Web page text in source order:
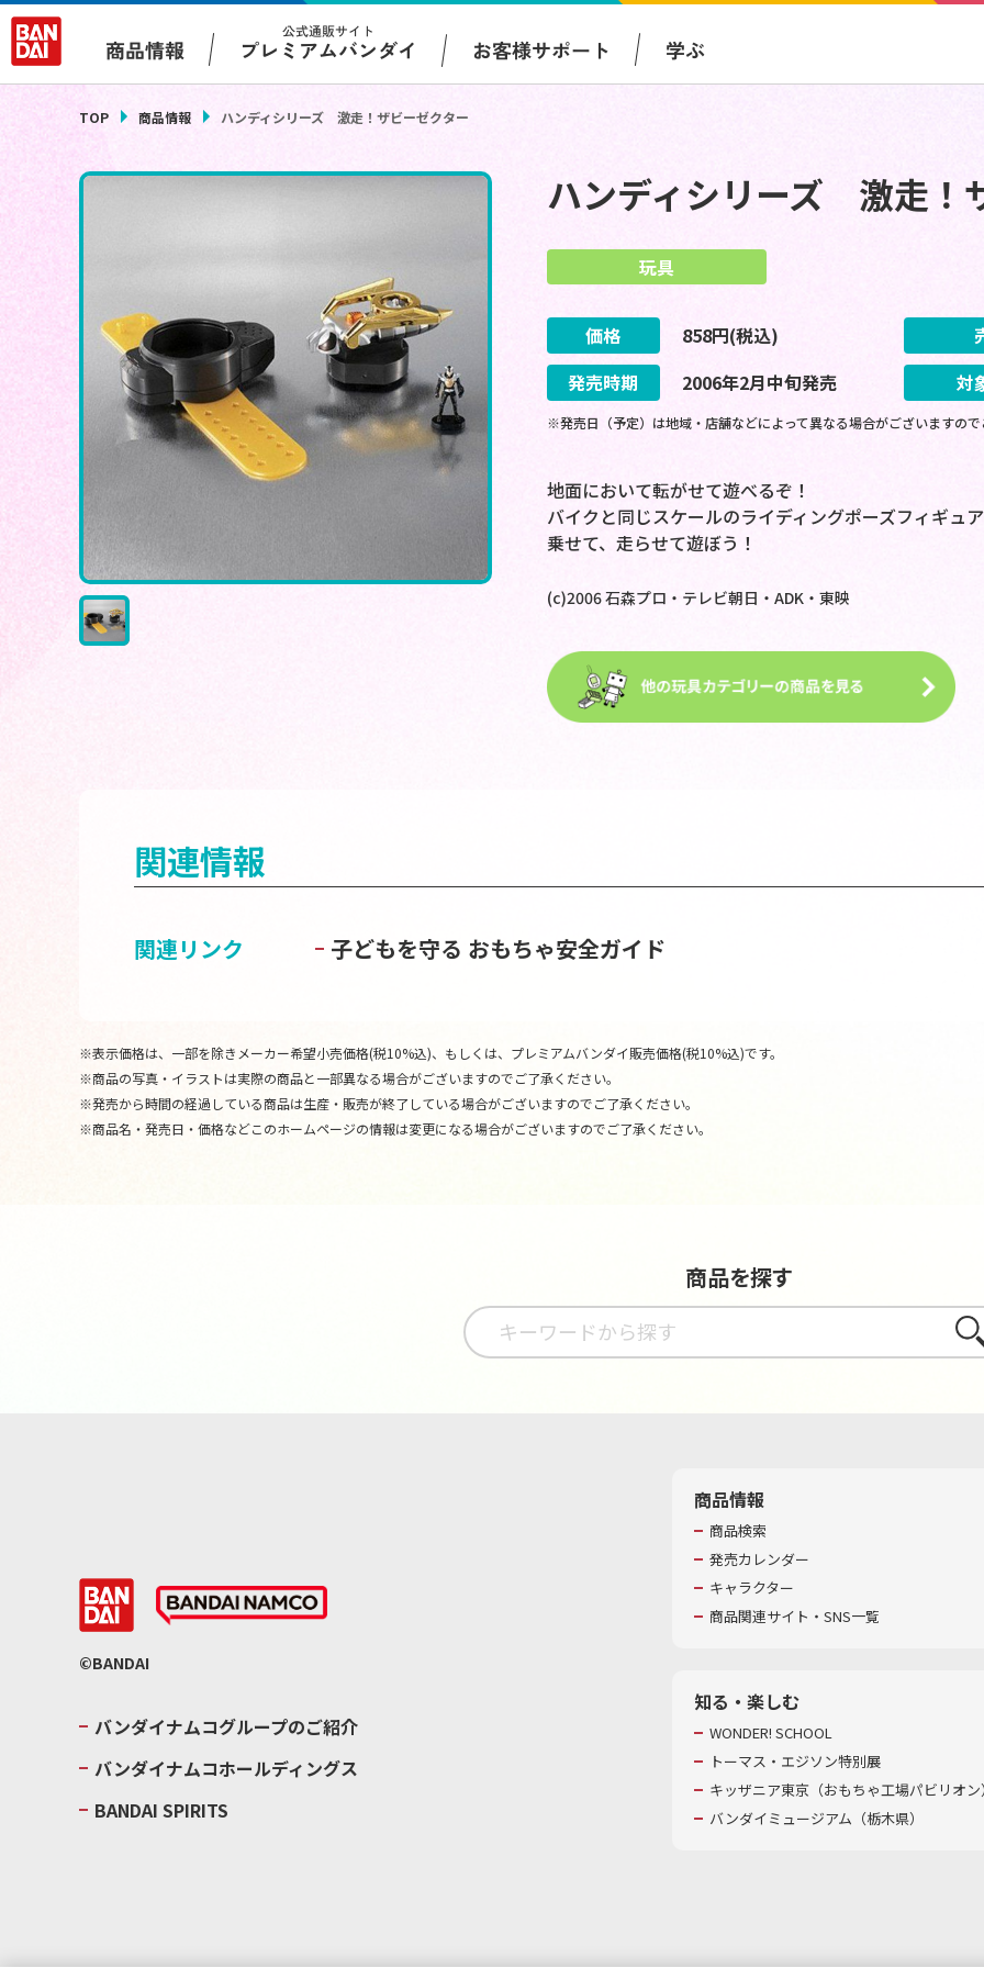
商品情報
公式通販サイト
プレミアムバンダイ お客様サポート 学ぶ
TOP 商品情報 ハンディシリーズ 激走！ザビーゼクター
ハンディシリーズ 激走！
玩具
価格 858円(税込)
発売時期
2006年2月中旬発売 対
※発売日（予定）は地域・店舗などによって異なる場合がございますの
地面において転がせて遊べるぞ！
バイクと同じスケールのライディングポーズフィギュ
乗せて、走らせて遊ぼう！
(c)2006 石森プロ・テレビ朝日・ADK・東映
関連情報
関連リンク 子どもを守る おもちゃ安全ガイド
※表示価格は、一部を除きメーカー希望小売価格(税10%込)、もしくは、プレミアムバンダイ販売価格(税10%込)です。
※商品の写真・イラストは実際の商品と一部異なる場合がございますのでご了承ください。
※発売から時間の経過している商品は生産・販売が終了している場合がございますのでご了承ください。
※商品名・発売日・価格などこのホームページの情報は変更になる場合がございますのでご了承ください。
商品を探す
さが
©BANDAI
バンダイナムコグループのご紹介
バンダイナムコホールディングス
BANDAI SPIRITS
商品情報
商品検索
発売カレンダー
キャラクター
商品関連サイト・SNS一覧
知る・楽しむ
WONDER! SCHOOL
トーマス・エジソン特別展
キッザニア東京（おもちゃ工場パビリオ
バンダイミュージアム（栃木県）